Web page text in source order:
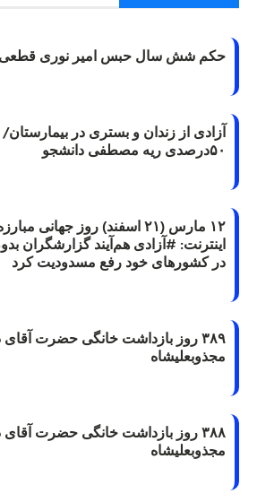
حکم شش سال حبس امیر نوری
آزادی از زندان و بستری در بیمارستان/
۵۰درصدی ریه مصطفی دانشجو
۱۲ مارس (۲۱ اسفند) روز جهانی
در کشورهای خود رفع مسدودیت کرد
۳۸۹ روز بازداشت خانگی حضرت آقای
مجذوبعلیشاه
۳۸۸ روز بازداشت خانگی حضرت آقای
مجذوبعلیشاه